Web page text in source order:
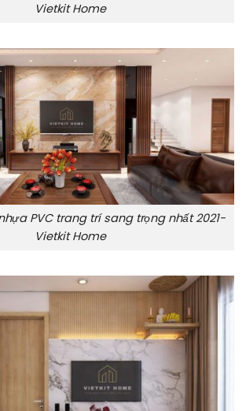
Vietkit Home
PVC trang trí sang trọng nhất 2021-
Vietkit Home